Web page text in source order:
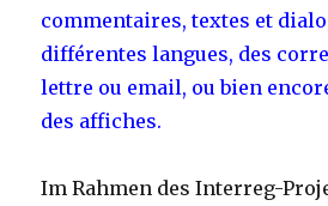
commentaires, textes et
différentes langues, des
lettre ou email, ou bien
des affiches.
Im Rahmen des Interreg-